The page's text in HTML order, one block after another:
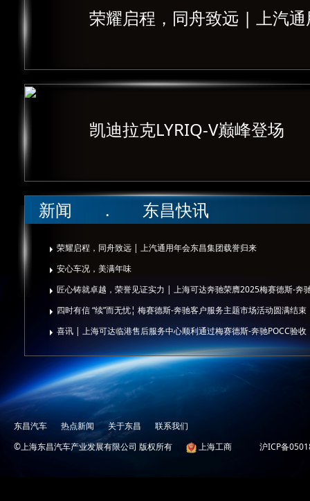
荣耀启程，同舟致远 | 上汽
凯迪拉克LYRIQ-V巅峰登场
新闻 . 东昌快讯
荣耀启程，同舟致远 | 上汽通用年会东昌集团载誉归来
安心车况，美满年味
匠心铸就卓越，荣誉见证实力 | 上海可达奔驰荣膺2025梅赛德斯-奔
四时有信 “续”而无忧¦ 梅赛德斯-奔驰客户服务主题市场活动圆满结束
喜讯 | 上海可达临港售后服务中心顺利通过梅赛德斯-奔驰POCC验收
东昌汽车 热点新闻 关于东昌
联系我们
©上海东昌汽车产业发展有限公司 版权所有
上海工商 沪ICP备